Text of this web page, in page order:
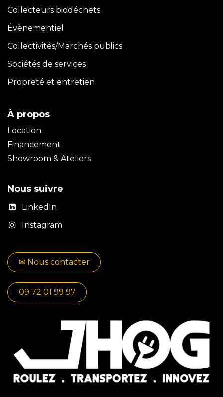
Collecteurs biodéchets
Évènementiel
Collectivités/Marchés publics
Sociétés de services
Propreté et entretien
À propos
Location
Financement
Showroom & Ateliers
Nous suivre
LinkedIn
Instagram
✉​​ No​​​​us contacter
09 72 01 99 97